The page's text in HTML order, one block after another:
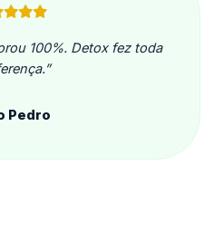
100%. Detox fez toda
Pedro